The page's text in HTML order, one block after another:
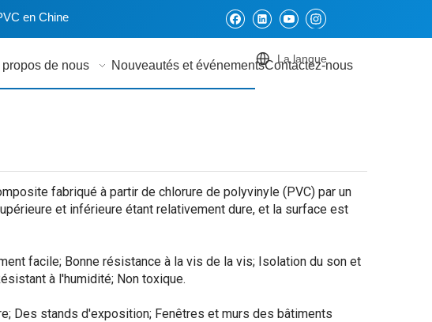
en Chine
propos de nous Nouveautés et événementsContactez-nous
La langue
fabriqué à partir de chlorure de polyvinyle (PVC) par un
et inférieure étant relativement dure, et la surface est
facile; Bonne résistance à la vis de la vis; Isolation du son et
à l'humidité; Non toxique.
Des stands d'exposition; Fenêtres et murs des bâtiments